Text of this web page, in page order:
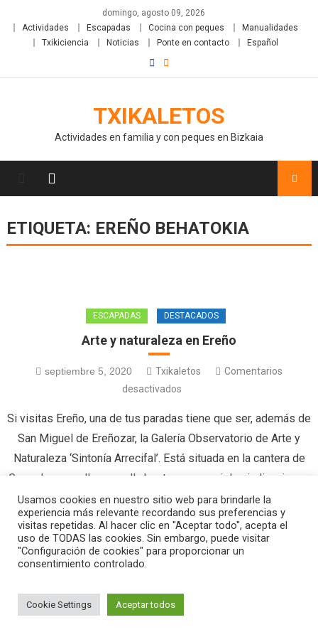
domingo, agosto 09, 2026
Actividades
Escapadas Cocina con peques
Manualidades
Txikiciencia
Noticias Ponte en contacto Español
TXIKALETOS
Actividades en familia y con peques en Bizkaia
ETIQUETA: EREÑO BEHATOKIA
ESCAPADAS DESTACADOS
Arte y naturaleza en Ereño
septiembre 5, 2020 Txikaletos
Comentarios
desactivados
Si visitas Ereño, una de tus paradas tiene que ser, además de
San Miguel de Ereñozar, la Galería Observatorio de Arte y
Naturaleza ‘Sintonía Arrecifal’. Está situada en la cantera de
Geranda y para llegar a ella basta con seguir las indicaciones
‘Ereño Behatokia’ que salen desde el mismo pueblo. En este
espacio tan singular, […]
Usamos cookies en nuestro sitio web para brindarle la
experiencia más relevante recordando sus preferencias y
visitas repetidas. Al hacer clic en "Aceptar todo", acepta el
uso de TODAS las cookies. Sin embargo, puede visitar
"Configuración de cookies" para proporcionar un
consentimiento controlado.
Cookie Settings Aceptar todos